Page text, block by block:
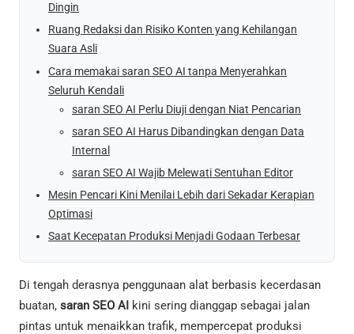
Dingin
Ruang Redaksi dan Risiko Konten yang Kehilangan
Suara Asli
Cara memakai saran SEO AI tanpa Menyerahkan
Seluruh Kendali
saran SEO AI Perlu Diuji dengan Niat Pencarian
saran SEO AI Harus Dibandingkan dengan Data
Internal
saran SEO AI Wajib Melewati Sentuhan Editor
Mesin Pencari Kini Menilai Lebih dari Sekadar Kerapian
Optimasi
Saat Kecepatan Produksi Menjadi Godaan Terbesar
Di tengah derasnya penggunaan alat berbasis kecerdasan
buatan, saran SEO AI kini sering dianggap sebagai jalan
pintas untuk menaikkan trafik, mempercepat produksi